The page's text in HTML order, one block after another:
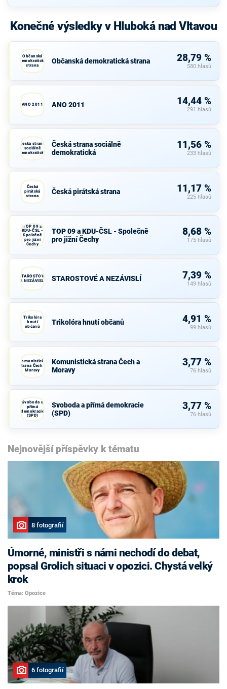
Konečné výsledky v Hluboká nad Vltavou
Občanská
demokratická
strana
Občanská demokratická strana 28,79 %
580 hlasů
ANO 2011 ANO 2011 14,44 %
291 hlasů
Česká strana
sociálně
demokratická
Česká strana sociálně
demokratická
11,56 %
233 hlasů
Česká
pirátská
strana
Česká pirátská strana 11,17 %
225 hlasů
TOP 09 a
KDU-ČSL -
Společně
pro jižní
Čechy
TOP 09 a KDU-ČSL - Společně
pro jižní Čechy
8,68 %
175 hlasů
STAROSTOVÉ
A NEZÁVISLÍ
STAROSTOVÉ A NEZÁVISLÍ 7,39 %
149 hlasů
Trikolóra
hnutí
občanů
Trikolóra hnutí občanů 4,91 %
99 hlasů
Komunistická
strana Čech a
Moravy
Komunistická strana Čech a
Moravy
3,77 %
76 hlasů
Svoboda a
přímá
demokracie
(SPD)
Svoboda a přímá demokracie
(SPD)
3,77 %
76 hlasů
Nejnovější příspěvky k tématu
8 fotografií
Úmorné, ministři s námi nechodí do debat,
popsal Grolich situaci v opozici. Chystá velký
krok
Téma: Opozice
6 fotografií